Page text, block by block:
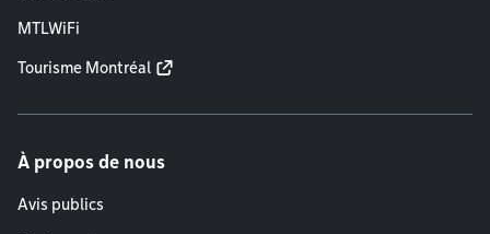
MTLWiFi
Tourisme Montréal
À propos de nous
Avis publics